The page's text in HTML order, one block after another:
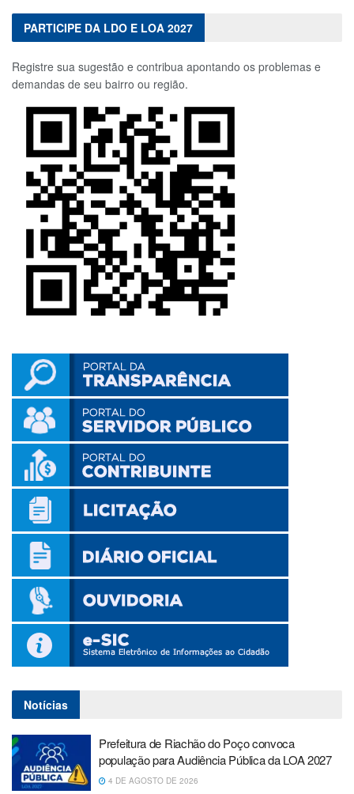
PARTICIPE DA LDO E LOA 2027
Registre sua sugestão e contribua apontando os problemas e
demandas de seu bairro ou região.
Notícias
Prefeitura de Riachão do Poço convoca
população para Audiência Pública da LOA 2027
4 DE AGOSTO DE 2026